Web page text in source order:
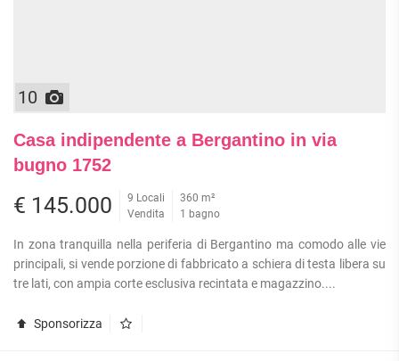
10
Casa indipendente a Bergantino in via
bugno 1752
€ 145.000
9 Locali
Vendita
360 m²
1 bagno
In zona tranquilla nella periferia di Bergantino ma comodo alle vie
principali, si vende porzione di fabbricato a schiera di testa libera su
tre lati, con ampia corte esclusiva recintata e magazzino....
Sponsorizza